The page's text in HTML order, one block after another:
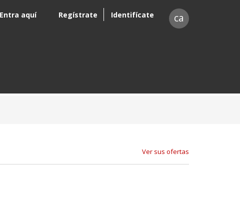
Entra aquí Regístrate Identifícate ca
Ver sus ofertas